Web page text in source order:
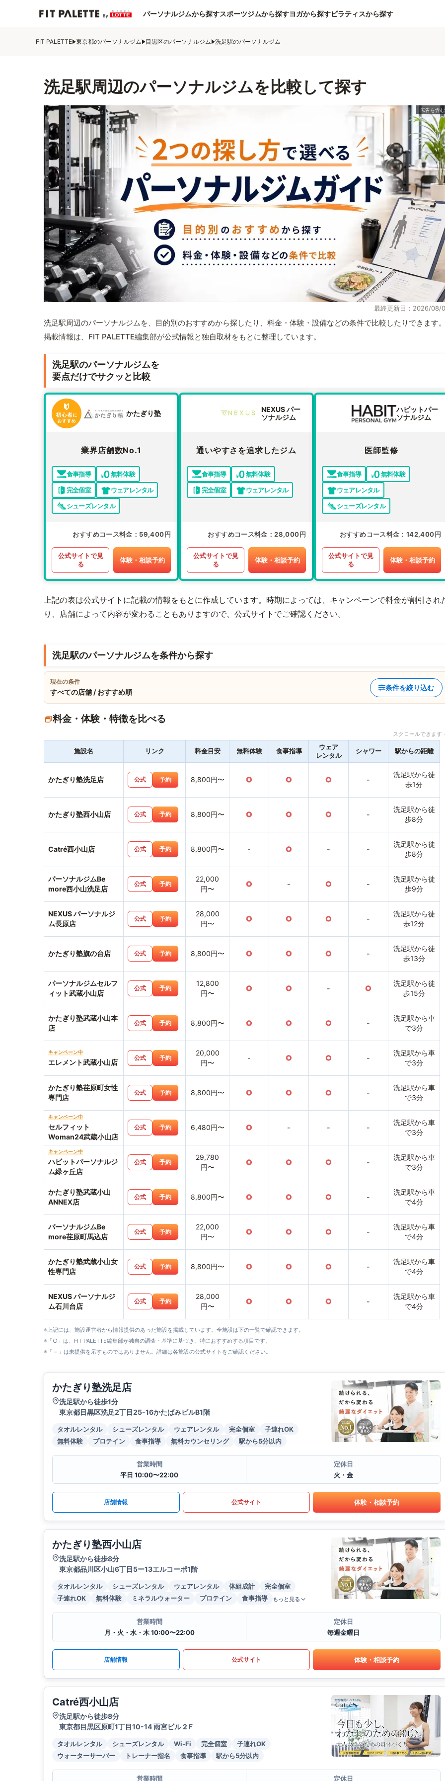
パーソナルジムから探すスポーツジムから探すヨガから探すピラティスから探す
FIT PALETTE 東京都のパーソナルジム 目黒区のパーソナルジム 洗足駅のパーソナルジム
洗足駅周辺のパーソナルジムを比較して探す
最終更新日：2026/08/
洗足駅周辺のパーソナルジムを、目的別のおすすめから探したり、料金・体験・設備などの条件で比較したりできます
掲載情報は、FIT PALETTE編集部が公式情報と独自取材をもとに整理しています。
洗足駅のパーソナルジムを
要点だけでサクッと比較
かたぎり塾
業界店舗数No.1
食事指導
無料体験
完全個室
ウェアレンタル
シューズレンタル
おすすめコース料金 59,400円
公式サイトで見
る
体験・相談予約
NEXUS パー
ソナルジム
通いやすさを追求したジム
食事指導
無料体験
完全個室
ウェアレンタル
おすすめコース料金 28,000円
公式サイトで見
る
体験・相談予約
ハビットパー
ソナルジム
医師監修
食事指導
無料体験
ウェアレンタル
シューズレンタル
おすすめコース料金 142,400円
公式サイトで見
る
体験・相談予約
上記の表は公式サイトに記載の情報をもとに作成しています。時期によっては、キャンペーンで料金が割引され
り、店舗によって内容が変わることもありますので、公式サイトでご確認ください。
洗足駅のパーソナルジムを条件から探す
現在の条件
すべての店舗 / おすすめ順
条件を絞り込む
料金・体験・特徴を比べる
スクロールできま
施設名 リンク 料金目安 無料体験 食事指導
ウェア
レンタル
シャワー 駅からの距離
かたぎり塾洗足店 公式 予約 8,800円〜 ○ ○ ○ -
洗足駅から徒
歩1分
かたぎり塾西小山店 公式 予約 8,800円〜 ○ ○ ○ -
洗足駅から徒
歩8分
Catré西小山店 公式 予約 8,800円〜 - ○ - -
洗足駅から徒
歩8分
パーソナルジムBe
more西小山洗足店
公式 予約
22,000
円〜
○ - ○ -
洗足駅から徒
歩9分
NEXUS パーソナルジ
ム長原店
公式 予約
28,000
円〜
○ ○ ○ -
洗足駅から徒
歩12分
かたぎり塾旗の台店 公式 予約 8,800円〜 ○ ○ ○ -
洗足駅から徒
歩13分
パーソナルジムセルフ
ィット武蔵小山店
公式 予約
12,800
円〜
○ ○ - ○
洗足駅から徒
歩15分
かたぎり塾武蔵小山本
店
公式 予約 8,800円〜 ○ ○ ○ -
洗足駅から車
で3分
キャンペーン中
エレメント武蔵小山店
公式 予約
20,000
円〜
- ○ ○ -
洗足駅から車
で3分
かたぎり塾荏原町女性
専門店
公式 予約 8,800円〜 ○ ○ ○ -
洗足駅から車
で3分
キャンペーン中
セルフィット
Woman24武蔵小山店
公式 予約 6,480円〜 ○ - - -
洗足駅から車
で3分
キャンペーン中
ハビットパーソナルジ
ム緑ヶ丘店
公式 予約
29,780
円〜
○ ○ ○ -
洗足駅から車
で3分
かたぎり塾武蔵小山
ANNEX店
公式 予約 8,800円〜 ○ ○ ○ -
洗足駅から車
で4分
パーソナルジムBe
more荏原町馬込店
公式 予約
22,000
円〜
○ ○ ○ -
洗足駅から車
で4分
かたぎり塾武蔵小山女
性専門店
公式 予約 8,800円〜 ○ ○ ○ -
洗足駅から車
で4分
NEXUS パーソナルジ
ム石川台店
公式 予約
28,000
円〜
○ ○ ○ -
洗足駅から車
で4分
※上記には、施設運営者から情報提供のあった施設を掲載しています。全施設は下の一覧で確認できます。
※「○」は、FIT PALETTE編集部が独自の調査・基準に基づき、特におすすめする項目です。
※「－」は未提供を示すものではありません。詳細は各施設の公式サイトをご確認ください。
かたぎり塾洗足店
洗足駅から徒歩1分
東京都目黒区洗足2丁目25-16かたばみビルB1階
タオルレンタル シューズレンタル ウェアレンタル 完全個室
子連れOK
無料体験
プロテイン 食事指導 無料カウンセリング 駅から5分以内
営業時間
平日 10:00〜22:00
定休日
火・金
店舗情報 公式サイト 体験・相談予約
かたぎり塾西小山店
洗足駅から徒歩8分
東京都品川区小山6丁目5ー13エルコーポ1階
タオルレンタル シューズレンタル ウェアレンタル 体組成計
完全個室
子連れOK
無料体験 ミネラルウォーター プロテイン 食事指導 もっと見る
営業時間
月・火・水・木 10:00〜22:00
定休日
毎週金曜日
店舗情報 公式サイト 体験・相談予約
Catré西小山店
洗足駅から徒歩8分
東京都目黒区原町1丁目10-14 雨宮ビル 2Ｆ
タオルレンタル シューズレンタル Wi-Fi 完全個室
子連れOK
ウォーターサーバー
トレーナー指名 食事指導 駅から5分以内
営業時間 定休日